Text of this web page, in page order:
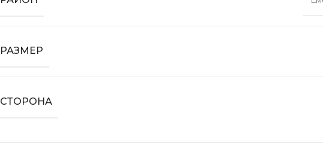
Стоимость размещения
РАЗМЕР
СТОРОНА